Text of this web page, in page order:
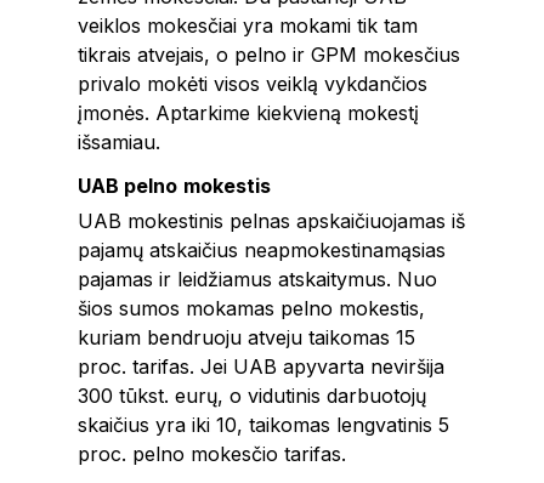
veiklos mokesčiai yra mokami tik tam
tikrais atvejais, o pelno ir GPM mokesčius
privalo mokėti visos veiklą vykdančios
įmonės. Aptarkime kiekvieną mokestį
išsamiau.
UAB pelno mokestis
UAB mokestinis pelnas apskaičiuojamas iš
pajamų atskaičius neapmokestinamąsias
pajamas ir leidžiamus atskaitymus. Nuo
šios sumos mokamas pelno mokestis,
kuriam bendruoju atveju taikomas 15
proc. tarifas. Jei UAB apyvarta neviršija
300 tūkst. eurų, o vidutinis darbuotojų
skaičius yra iki 10, taikomas lengvatinis 5
proc. pelno mokesčio tarifas.